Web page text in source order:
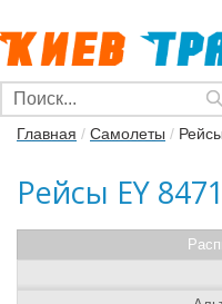
Главная / Самолеты /
Рейсы EY